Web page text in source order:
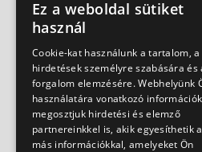
leküzdéséhez
Dr. Ormay István
Ez a weboldal sütiket
használ
Cookie-kat használunk a tartalom, a
hirdetések személyre szabására és
forgalom elemzésére. Webhelyünk
használatára vonatkozó
megosztjuk hirdetési és elemző
partnereinkkel is, akik egyesíthetik
más információkkal, amelyeket Ön